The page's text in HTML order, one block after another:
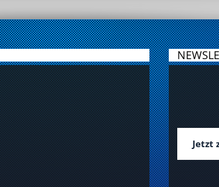
Jetzt